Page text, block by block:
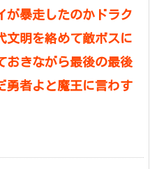
が暴走したのかドラク
文明を絡めて敵ボスに
おきながら最後の最後
勇者よと魔王に言わす